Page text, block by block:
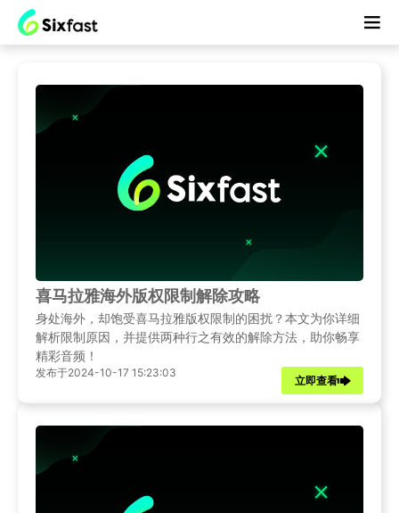
喜马拉雅海外版权限制解除攻略
身处海外，却饱受喜马拉雅版权限制的困扰？本文为你详细
解析限制原因，并提供两种行之有效的解除方法，助你畅享
精彩音频！
发布于2024-10-17 15:23:03
立即查看